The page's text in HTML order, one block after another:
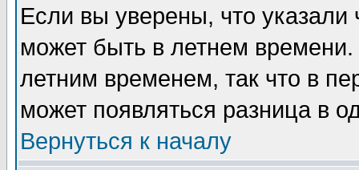
Если вы уверены, что указали
может быть в летнем
летним временем, так что в
может появляться разница в
Вернуться к началу